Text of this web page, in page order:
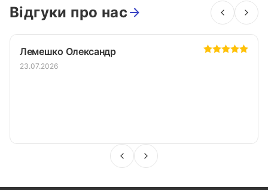
Калькулятори
+38 096 1911230
Відгуки про нас
Лемешко Олександр
23.07.2026